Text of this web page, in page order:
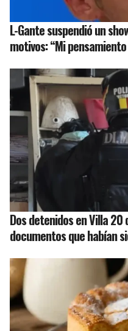
L-Gante suspendió un
motivos: “Mi
Dos detenidos en Villa
documentos que habían